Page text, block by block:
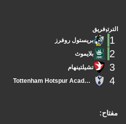
مفتاح:
الترتيبفريق
1 بريستول روفرز
2 بلايموث
3 تشيلتينهام
4
Tottenham Hotspur Academy